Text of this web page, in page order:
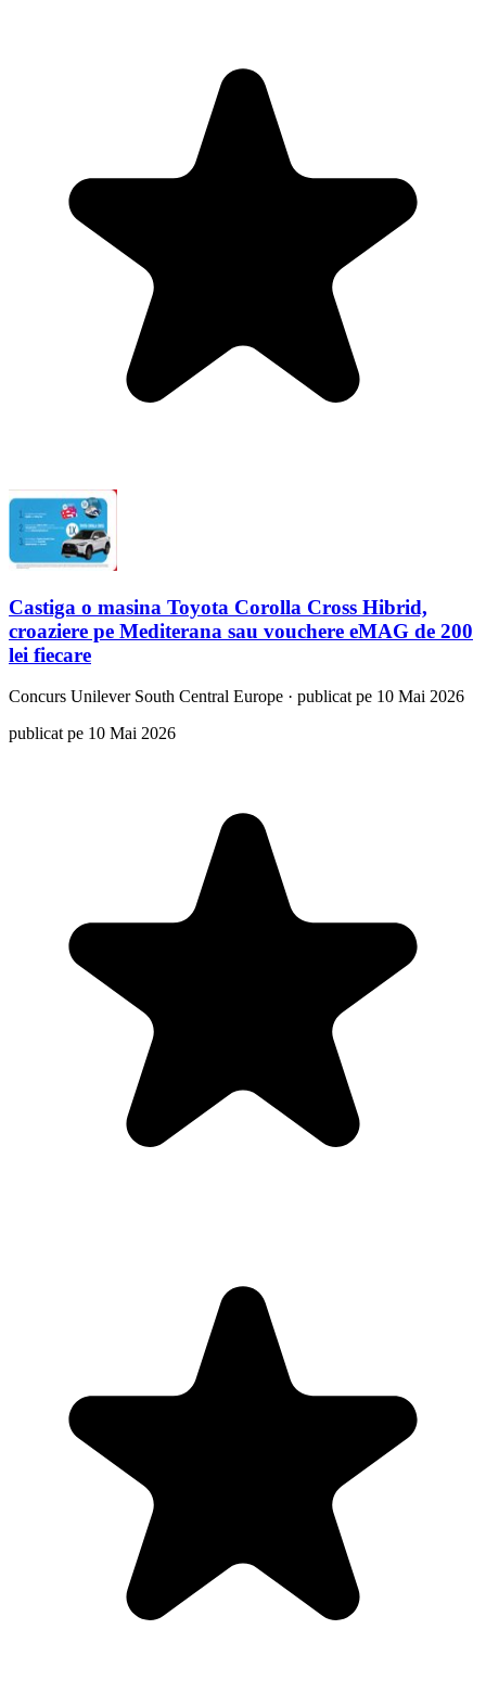
Castiga o masina Toyota Corolla Cross Hibrid,
croaziere pe Mediterana sau vouchere eMAG de 200
lei fiecare
Concurs Unilever South Central Europe · publicat pe 10 Mai 2026
publicat pe 10 Mai 2026